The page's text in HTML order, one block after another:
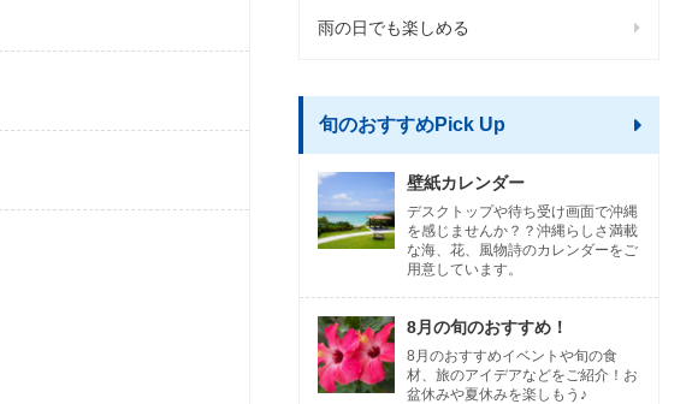
雨の日でも楽しめる
旬のおすすめPick Up
壁紙カレンダー
デスクトップや待ち受け画面で沖縄
を感じませんか？？沖縄らしさ満載
な海、花、風物詩のカレンダーをご
用意しています。
8月の旬のおすすめ！
8月のおすすめイベントや旬の食
材、旅のアイデアなどをご紹介！お
盆休みや夏休みを楽しもう♪